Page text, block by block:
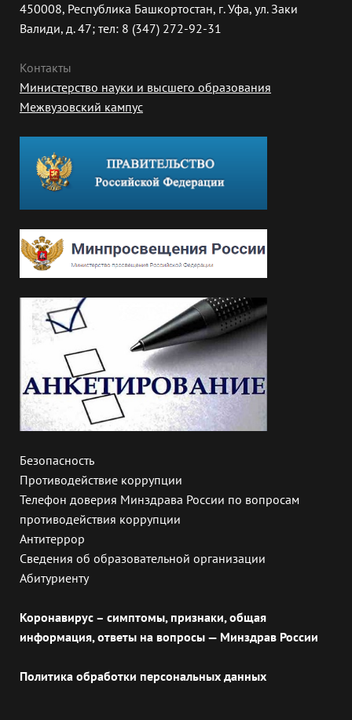
450008, Республика Башкортостан, г. Уфа, ул. Заки
Валиди, д. 47; тел: 8 (347) 272-92-31
Контакты
Министерство науки и высшего образования
Межвузовский кампус
Безопасность
Противодействие коррупции
Телефон доверия Минздрава России по вопросам
противодействия коррупции
Антитеррор
Сведения об образовательной организации
Абитуриенту
Коронавирус – симптомы, признаки, общая
информация, ответы на вопросы — Минздрав России
Политика обработки персональных данных